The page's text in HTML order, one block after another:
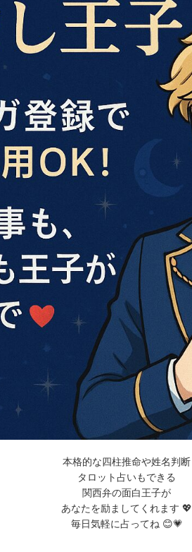
本格的な四柱推命や姓名判断
タロット占いもできる
関西弁の面白王子が
あなたを励ましてくれます 💖
毎日気軽に占ってね 😊💗